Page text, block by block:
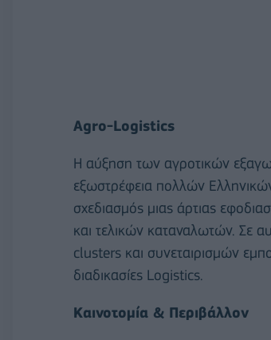
Agro-Logistics
Η αύξηση των αγροτικών
εξωστρέφεια πολλών
σχεδιασμός μιας άρτιας
και τελικών καταναλωτών. Σε
clusters και συνεταιρισμών
διαδικασίες Logistics.
Καινοτομία & Περιβάλλον